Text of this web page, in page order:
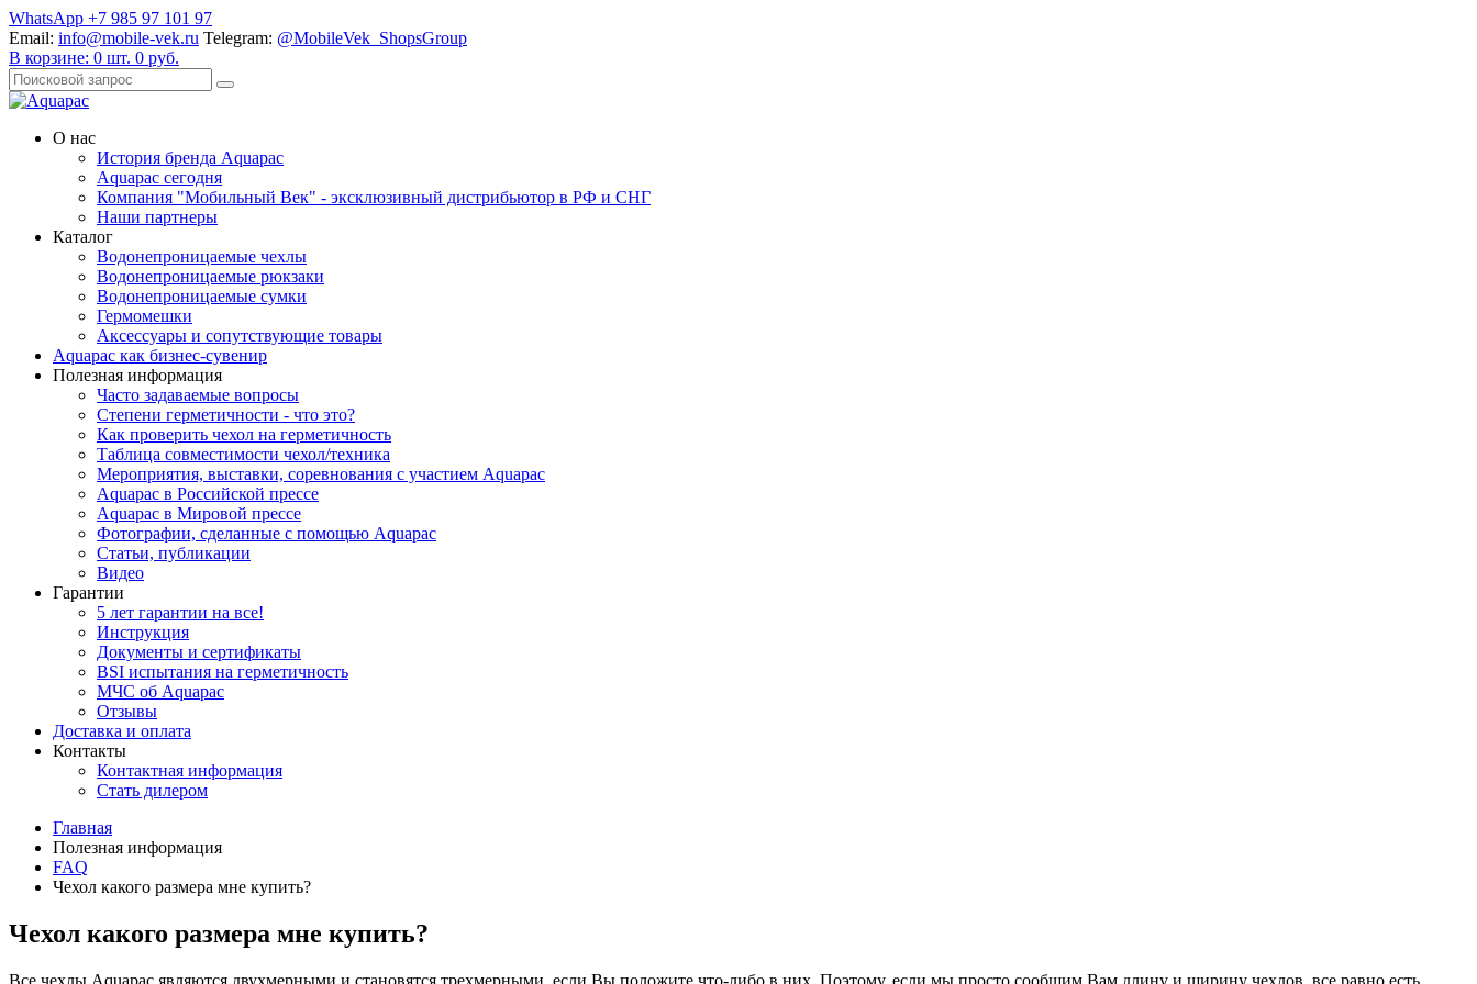
WhatsApp +7 985 97 101 97
Email: info@mobile-vek.ru Telegram: @MobileVek_ShopsGroup
В корзине: 0 шт. 0 руб.
О нас
История бренда Aquapac
Aquapac cегодня
Компания "Мобильный Век" - эксклюзивный дистрибьютор в РФ и СНГ
Наши партнеры
Каталог
Водонепроницаемые чехлы
Водонепроницаемые рюкзаки
Водонепроницаемые сумки
Гермомешки
Аксессуары и сопутствующие товары
Aquapac как бизнес-сувенир
Полезная информация
Часто задаваемые вопросы
Степени герметичности - что это?
Как проверить чехол на герметичность
Таблица совместимости чехол/техника
Мероприятия, выставки, соревнования с участием Aquapac
Aquapac в Российской прессе
Aquapac в Мировой прессе
Фотографии, сделанные с помощью Aquapac
Статьи, публикации
Видео
Гарантии
5 лет гарантии на все!
Инструкция
Документы и сертификаты
BSI испытания на герметичность
МЧС об Aquapac
Отзывы
Доставка и оплата
Контакты
Контактная информация
Стать дилером
Главная
Полезная информация
FAQ
Чехол какого размера мне купить?
Чехол какого размера мне купить?
Все чехлы Aquapac являются двухмерными и становятся трехмерными, если Вы положите что-либо в них. Поэтому, если мы просто сообщим Вам длину и ширину чехлов, все равно есть